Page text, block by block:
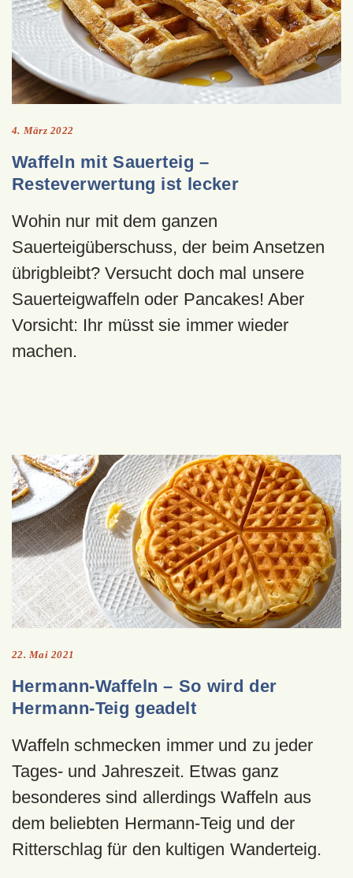
4. März 2022
Waffeln mit Sauerteig –
Resteverwertung ist lecker
Wohin nur mit dem ganzen
Sauerteigüberschuss, der beim Ansetzen
übrigbleibt? Versucht doch mal unsere
Sauerteigwaffeln oder Pancakes! Aber
Vorsicht: Ihr müsst sie immer wieder
machen.
22. Mai 2021
Hermann-Waffeln – So wird der
Hermann-Teig geadelt
Waffeln schmecken immer und zu jeder
Tages- und Jahreszeit. Etwas ganz
besonderes sind allerdings Waffeln aus
dem beliebten Hermann-Teig und der
Ritterschlag für den kultigen Wanderteig.